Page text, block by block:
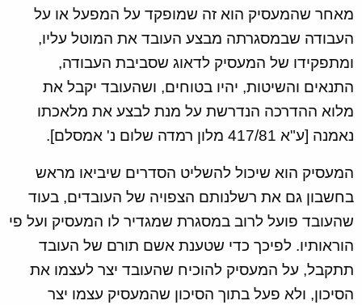
מאחר שהמעסיק הוא זה שמופקד על המפעל או על
העבודה שבמסגרתה מבצע העובד את המוטל עליו,
ומתפקידו של המעסיק לדאוג שסביבת העבודה,
התנאים והשיטות, יהיו בטוחים, ושהעובד יקבל את
מלוא ההדרכה הנדרשת על מנת לבצע את מלאכתו
נאמנה [ע"א 417/81 מלון רמדה שלום נ' אמסלם].
המעסיק הוא שיכול להשליט הסדרים שיביאו מראש
בחשבון גם את רשלנותם הצפויה של העובדים, בעוד
שהעובד פועל לרוב במסגרת שמגדיר לו המעסיק ועל פי
הוראותיו. לפיכך כדי שטענת אשם תורם של העובד
תתקבל, על המעסיק להוכיח שהעובד יצר לעצמו את
הסיכון, ולא פעל בתוך הסיכון שהמעסיק עצמו יצר